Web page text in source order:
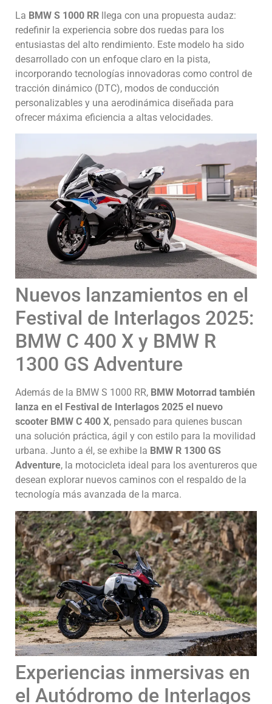
La BMW S 1000 RR llega con una propuesta audaz:
redefinir la experiencia sobre dos ruedas para los
entusiastas del alto rendimiento. Este modelo ha sido
desarrollado con un enfoque claro en la pista,
incorporando tecnologías innovadoras como control de
tracción dinámico (DTC), modos de conducción
personalizables y una aerodinámica diseñada para
ofrecer máxima eficiencia a altas velocidades.
Nuevos lanzamientos en el
Festival de Interlagos 2025:
BMW C 400 X y BMW R
1300 GS Adventure
Además de la BMW S 1000 RR, BMW Motorrad también
lanza en el Festival de Interlagos 2025 el nuevo
scooter BMW C 400 X, pensado para quienes buscan
una solución práctica, ágil y con estilo para la movilidad
urbana. Junto a él, se exhibe la BMW R 1300 GS
Adventure, la motocicleta ideal para los aventureros que
desean explorar nuevos caminos con el respaldo de la
tecnología más avanzada de la marca.
Experiencias inmersivas en
el Autódromo de Interlagos